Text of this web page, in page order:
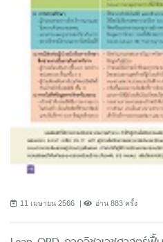
11 เมษายน 2566 อ่าน 883 ครั้ง